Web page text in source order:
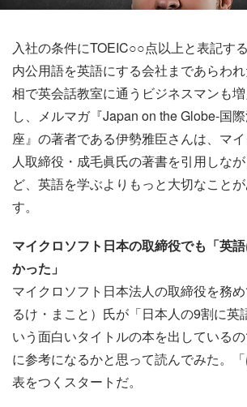
入社の条件にTOEIC○○点以上と表記す
内公用語を英語にする会社まであらわ
相で英会話教室に通うビジネスマンも
し、メルマガ『Japan on the Globe-国
座』の著者である伊勢雅臣さんは、マ
人取締役・成毛眞氏の著書を引用しな
ど、英語を学ぶよりもっと大切なこと
す。
マイクロソフト日本の取締役でも「英
かった」
マイクロソフト日本法人の取締役を務
るけ・まこと）氏が「日本人の9割に英
いう面白いタイトルの本を出している
に参考になるかと思って読んでみた。
表をつくスタートだ。